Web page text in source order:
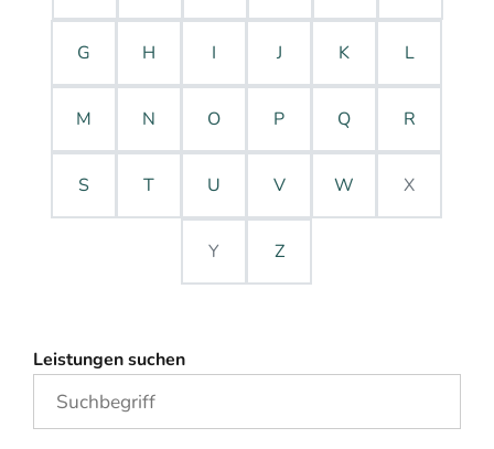
G H I J K L
M N O P Q R
S T U V W X
Y Z
Leistungen suchen